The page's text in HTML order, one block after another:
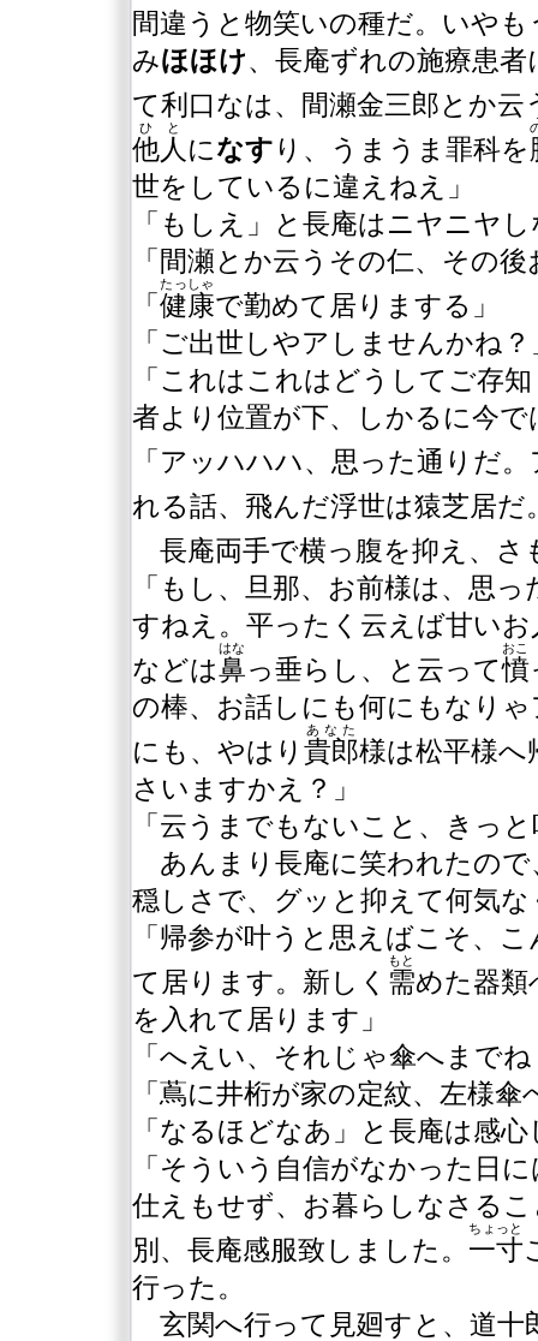
間違うと物笑いの種だ。いや
みほほけ、長庵ずれの施療患
て利口なは、間瀬金三郎とか
他人
ひと
になす り、うまうま罪科を
世をしているに違えねえ」
「もしえ」と長庵はニヤニヤ
「間瀬とか云うその仁、その
「 健康
たっしゃ
で勤めて居りまする」
「ご出世しやアしませんかね？
「これはこれはどうしてご存
者より位置が下、しかるに今
「アッハハハ、思った通りだ
れる話、飛んだ浮世は猿芝居
長庵両手で横っ腹を抑え、さ
「もし、旦那、お前様は、思
すねえ。平ったく云えば甘い
などは鼻
はな
っ垂らし、と云って憤
おこ
の棒、お話しにも何にもなり
にも、やはり 貴郎
あなた
様は松平様
さいますかえ？」
「云うまでもないこと、きっ
あんまり長庵に笑われたので
穏しさで、グッと抑えて何気な
「帰参が叶うと思えばこそ、
て居ります。新しく 需
もと
めた器類
を入れて居ります」
「へえい、それじゃ傘へまで
「蔦に井桁が家の定紋、左様
「なるほどなあ」と長庵は感
「そういう自信がなかった日
仕えもせず、お暮らしなさる
別、長庵感服致しました。 一寸
ちょっと
行った。
玄関へ行って見廻すと、道十